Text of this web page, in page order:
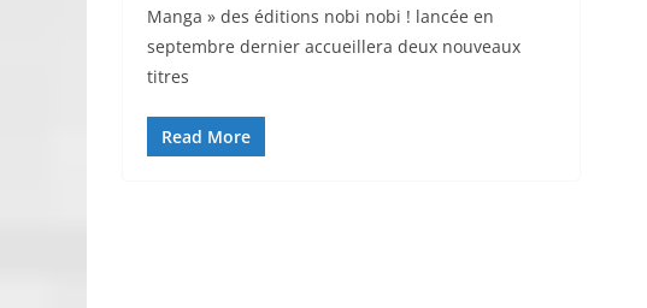
Manga » des éditions nobi nobi ! lancée en
septembre dernier accueillera deux nouveaux
titres
Read More